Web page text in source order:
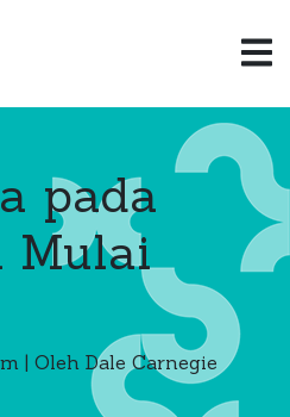
pada
Mulai
| Oleh Dale Carnegie